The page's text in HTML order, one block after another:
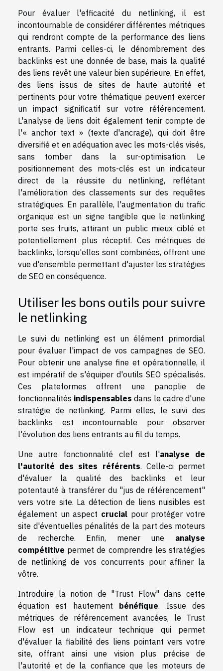
Pour évaluer l'efficacité du netlinking, il est
incontournable de considérer différentes métriques
qui rendront compte de la performance des liens
entrants. Parmi celles-ci, le dénombrement des
backlinks est une donnée de base, mais la qualité
des liens revêt une valeur bien supérieure. En effet,
des liens issus de sites de haute autorité et
pertinents pour votre thématique peuvent exercer
un impact significatif sur votre référencement.
L'analyse de liens doit également tenir compte de
l'« anchor text » (texte d'ancrage), qui doit être
diversifié et en adéquation avec les mots-clés visés,
sans tomber dans la sur-optimisation. Le
positionnement des mots-clés est un indicateur
direct de la réussite du netlinking, reflétant
l'amélioration des classements sur des requêtes
stratégiques. En parallèle, l'augmentation du trafic
organique est un signe tangible que le netlinking
porte ses fruits, attirant un public mieux ciblé et
potentiellement plus réceptif. Ces métriques de
backlinks, lorsqu'elles sont combinées, offrent une
vue d'ensemble permettant d'ajuster les stratégies
de SEO en conséquence.
Utiliser les bons outils pour suivre
le netlinking
Le suivi du netlinking est un élément primordial
pour évaluer l'impact de vos campagnes de SEO.
Pour obtenir une analyse fine et opérationnelle, il
est impératif de s'équiper d'outils SEO spécialisés.
Ces plateformes offrent une panoplie de
fonctionnalités indispensables dans le cadre d'une
stratégie de netlinking. Parmi elles, le suivi des
backlinks est incontournable pour observer
l'évolution des liens entrants au fil du temps.
Une autre fonctionnalité clef est l'analyse de
l'autorité des sites référents. Celle-ci permet
d'évaluer la qualité des backlinks et leur
potentauté à transférer du "jus de référencement"
vers votre site. La détection de liens nuisibles est
également un aspect crucial pour protéger votre
site d'éventuelles pénalités de la part des moteurs
de recherche. Enfin, mener une analyse
compétitive permet de comprendre les stratégies
de netlinking de vos concurrents pour affiner la
vôtre.
Introduire la notion de "Trust Flow" dans cette
équation est hautement bénéfique. Issue des
métriques de référencement avancées, le Trust
Flow est un indicateur technique qui permet
d'évaluer la fiabilité des liens pointant vers votre
site, offrant ainsi une vision plus précise de
l'autorité et de la confiance que les moteurs de